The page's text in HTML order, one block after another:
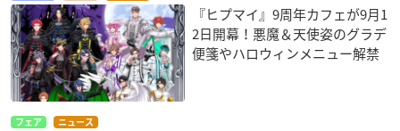
『ヒプマイ』9周年カフェが9月1
2日開幕！悪魔＆天使姿のグラデ
便箋やハロウィンメニュー解禁
フェア ニュース